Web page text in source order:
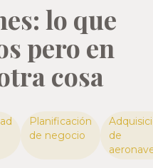
lo que
pero en
cosa
Planificación
de negocio
de